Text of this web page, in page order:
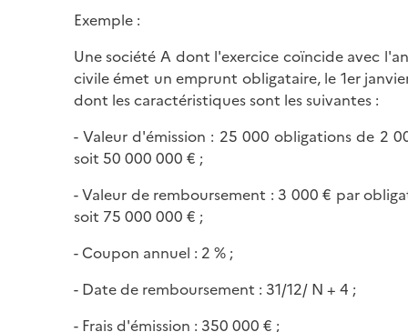
Exemple :
Une société A dont l'exercice coïncide avec
civile émet un emprunt obligataire, le 1er
dont les caractéristiques sont les suivantes :
- Valeur d'émission : 25 000 obligations de 2
soit 50 000 000 € ;
- Valeur de remboursement : 3 000 € par
soit 75 000 000 € ;
- Coupon annuel : 2 % ;
- Date de remboursement : 31/12/ N + 4 ;
- Frais d'émission : 350 000 € ;